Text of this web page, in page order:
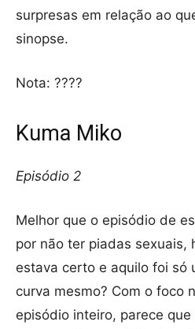
surpresas em relação ao
sinopse.
Nota: ????
Kuma Miko
Episódio 2
Melhor que o episódio de
por não ter piadas sexuais,
estava certo e aquilo foi só
curva mesmo? Com o foco
episódio inteiro, parece